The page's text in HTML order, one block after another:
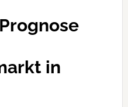
in